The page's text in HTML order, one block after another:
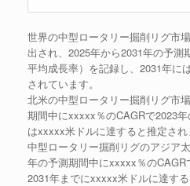
世界の中型ロータリー掘削リグ市
出され、2025年から2031年の予
平均成長率）を記録し、2031年に
されています。
北米の中型ロータリー掘削リグ市
期間中にxxxxx％のCAGRで2023
はxxxxx米ドルに達すると推定され
中型ロータリー掘削リグのアジア
年の予測期間中にxxxxx％の
2031年までにxxxxx米ドルに達する